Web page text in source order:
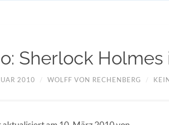
Sherlock
2010 / WOLFF VON RECHENBERG /